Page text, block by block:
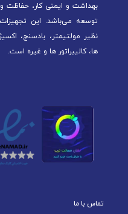
بهداشت و ایمنی کار، حفاظت
توسعه می‌باشد. این تجهیزات
نظیر مولتیمتر، بادسنج،
ها، کالیبراتور ها و غیره است.
تماس با ما